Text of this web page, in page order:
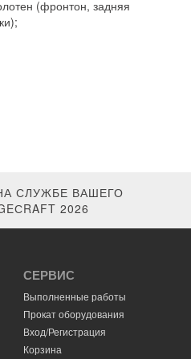
(фронтон, задняя
СЛУЖБЕ ВАШЕГО
2026
СЕРВИС
Выполненные работы
Прокат оборудования
Вход/Регистрация
Корзина